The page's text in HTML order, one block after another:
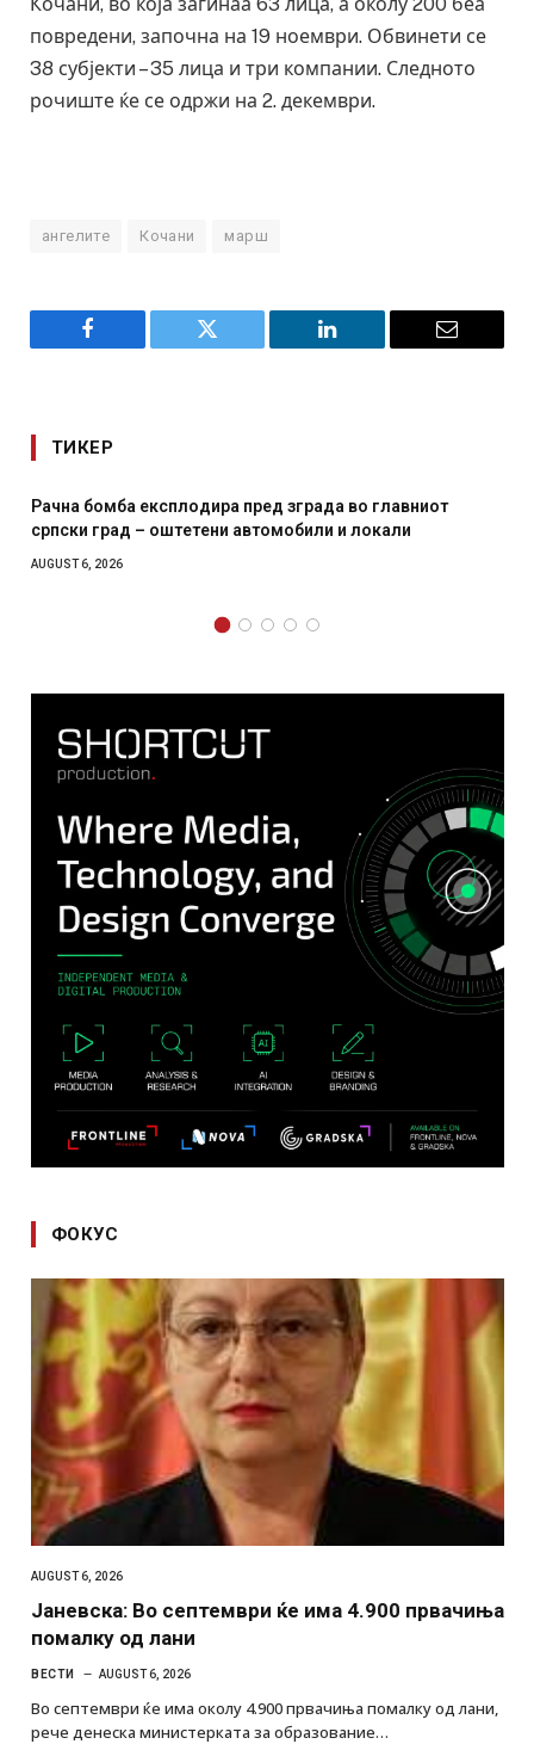
повредени, започна на 19 ноември. Обвинети се
38 субјекти – 35 лица и три компании. Следното
рочиште ќе се одржи на 2. декември.
ангелите Кочани марш
Facebook Twitter LinkedIn Email
ТИКЕР
пред зграда во главниот
автомобили и локали
И Данска се
месечна воена
ФОКУС
AUGUST 6, 2026
Јаневска: Во септември ќе има 4.900 првачиња
помалку од лани
ВЕСТИ AUGUST 6, 2026
Во септември ќе има околу 4.900 првачиња помалку од лани,
рече денеска министерката за образование…